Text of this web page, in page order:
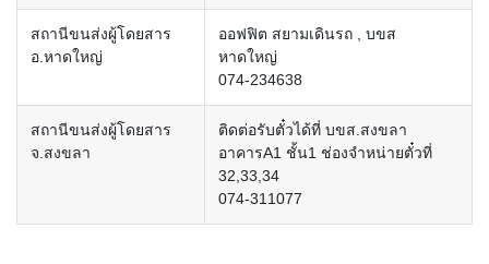
สถานีขนส่งผู้โดยสาร
อ.หาดใหญ่
ออฟฟิต สยามเดินรถ , บขส
หาดใหญ่
074-234638
สถานีขนส่งผู้โดยสาร
จ.สงขลา
ติดต่อรับตั๋วได้ที่ บขส.สงขลา
อาคารA1 ชั้น1 ช่องจำหน่ายตั๋วที่
32,33,34
074-311077